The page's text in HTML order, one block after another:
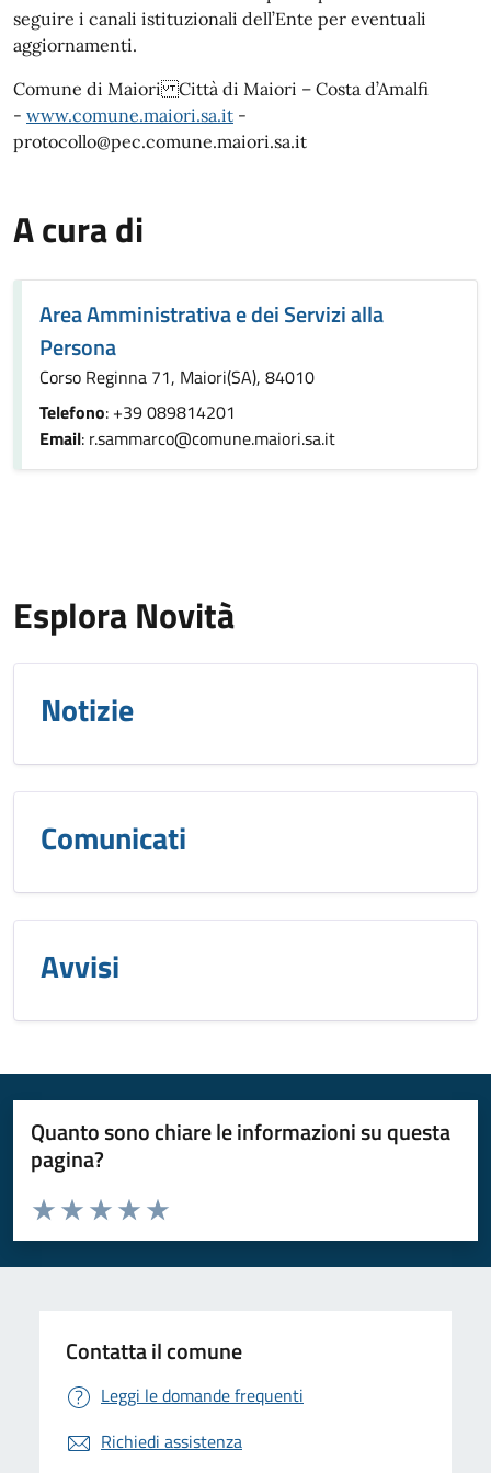
seguire i canali istituzionali dell’Ente per eventuali
aggiornamenti.
Comune di Maiori Città di Maiori – Costa d’Amalfi
- www.comune.maiori.sa.it -
protocollo@pec.comune.maiori.sa.it
A cura di
Area Amministrativa e dei Servizi alla
Persona
Corso Reginna 71, Maiori(SA), 84010
Telefono: +39 089814201
Email: r.sammarco@comune.maiori.sa.it
Esplora Novità
Notizie
Comunicati
Avvisi
Quanto sono chiare le informazioni su questa
pagina?
Valuta da 1 a 5 stelle la pagina
Valuta 5 stelle su 5
Valuta 4 stelle su 5
Valuta 3 stelle su 5
Valuta 2 stelle su 5
Valuta 1 stelle su 5
Contatta il comune
Leggi le domande frequenti
Richiedi assistenza